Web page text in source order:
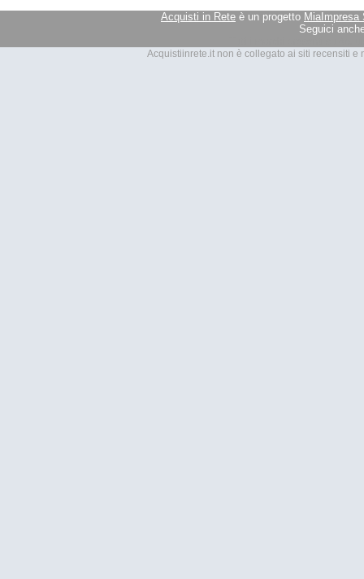
Acquisti in Rete è un progetto MiaImpresa
Seguici
Acquistiinrete.it non è collegato ai siti recensiti